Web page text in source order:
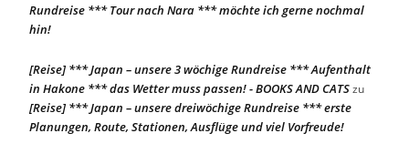
Rundreise *** Tour nach Nara *** möchte ich gerne nochmal
hin!
[Reise] *** Japan – unsere 3 wöchige Rundreise *** Aufenthalt
in Hakone *** das Wetter muss passen! - BOOKS AND CATSzu
[Reise] *** Japan – unsere dreiwöchige Rundreise *** erste
Planungen, Route, Stationen, Ausflüge und viel Vorfreude!